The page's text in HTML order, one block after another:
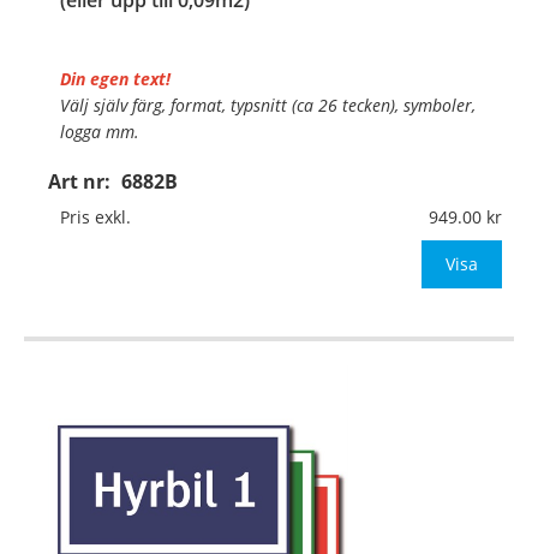
Art nr: 6882B
Din egen text!
Välj själv färg, format, typsnitt (ca 26 tecken), symboler,
logga mm.
Material:Kantvikt aluminium, 2mm (stolpmontage)
Mått:400x225mm (eller annat mått upp till 0,09m²)
Pris exkl. 949.00
Visa